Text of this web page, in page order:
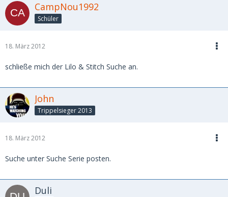
CampNou1992
Schüler
18. März 2012
schließe mich der Lilo & Stitch Suche an.
John
Trippelsieger 2013
18. März 2012
Suche unter Suche Serie posten.
Duli